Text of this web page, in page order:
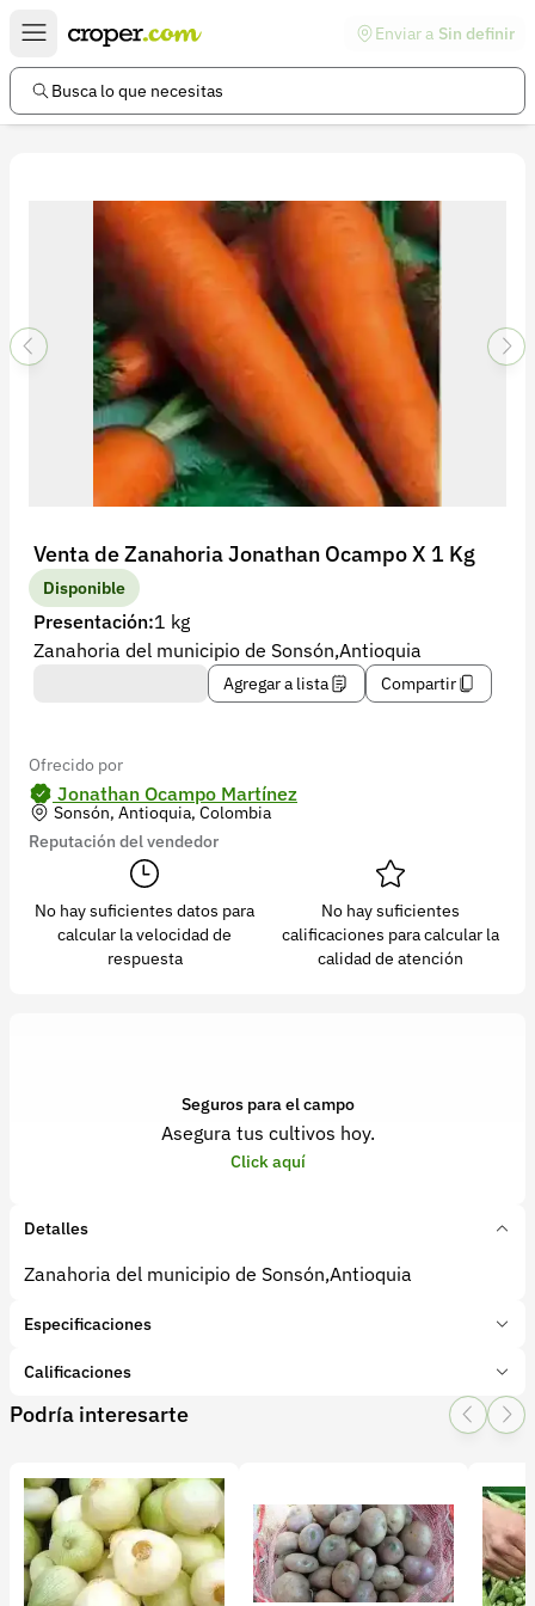
Enviar a Sin definir
Busca lo que necesitas
Venta de Zanahoria Jonathan Ocampo X 1 Kg
Disponible
Presentación:1 kg
Zanahoria del municipio de Sonsón,Antioquia
Agregar a lista Compartir
Ofrecido por
Jonathan Ocampo Martínez
Sonsón, Antioquia, Colombia
Reputación del vendedor
No hay suficientes datos para
calcular la velocidad de
respuesta
No hay suficientes
calificaciones para calcular la
calidad de atención
Seguros para el campo
Asegura tus cultivos hoy.
Click aquí
Detalles
Zanahoria del municipio de Sonsón,Antioquia
Especificaciones
Marca:
Agro Antioquia Digital
Tipo de producto:Producto final
Subcategoría:Zanahoria
Calificaciones
1 Star
2 Star
3 Star4 Star
0 calificaciones
Podría interesarte
Enlaces de interés
Preguntas frecuentes
Información legal
Términos y condiciones
Política de devoluciones
Política de privacidad
Iniciar sesión
Recuperar contraseña
Contacto
Soporte
© 2026 Croper.com Todos los derechos reservados
Versión 5.44.0
Síguenos